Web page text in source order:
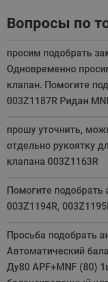
Вопросы по
просим подобрать
Одновременно
клапан. Помогите
003Z1187R Ридан
прошу уточнить,
отдельно рукоятку
клапана 003Z1163R
Помогите подобрать
003Z1194R,
Просьба подобрать
Автоматический
Ду80 APF+MNF (80)